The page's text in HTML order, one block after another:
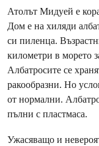
Атолът Мидуей е
Дом е на хиляди
си пиленца.
километри в морето
Албатросите се
ракообразни. Но
от нормални.
пълни с пластмаса.
Ужасяващо и